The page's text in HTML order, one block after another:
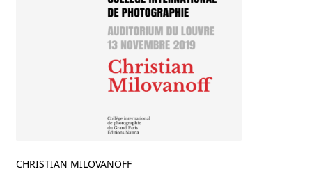
CHRISTIAN MILOVANOFF